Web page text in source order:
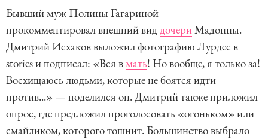
Бывший муж Полины Гагариной
прокомментировал внешний виддочериМадонны.
Дмитрий Исхаков выложил фотографию Лурдес в
stories и подписал: «Вся вмать! Но вообще, я только за!
Восхищаюсь людьми, которые не боятся идти
против...» — поделился он. Дмитрий также приложил
опрос, где предложил проголосовать «огоньком» или
смайликом, которого тошнит. Большинство выбрало